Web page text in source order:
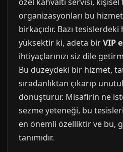
organizasyonları bu
birkaçıdır. Bazı
yüksektir ki, adeta birVIP
ihtiyaçlarınızı siz dile
Bu düzeydeki bir hizmet,
sıradanlıktan çıkarıp
dönüştürür. Misafirin ne
sezme yeteneği, bu
en önemli özelliktir ve bu,
tanımıdır.